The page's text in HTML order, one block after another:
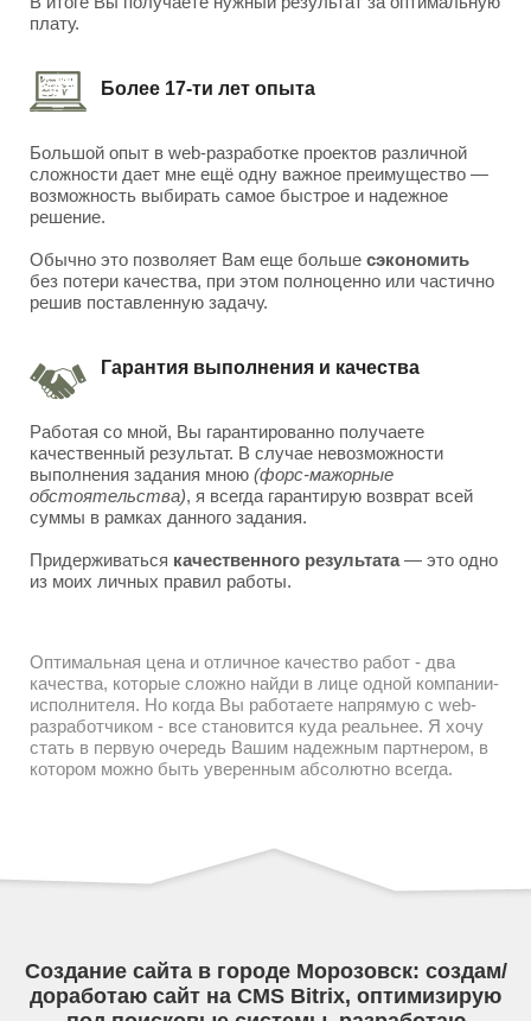
плату.
Более 17-ти лет опыта
Большой опыт в web-разработке проектов различной
сложности дает мне ещё одну важное преимущество —
возможность выбирать самое быстрое и надежное
решение.
Обычно это позволяет Вам еще больше сэкономить
без потери качества, при этом полноценно или частично
решив поставленную задачу.
Гарантия выполнения и качества
Работая со мной, Вы гарантированно получаете
качественный результат. В случае невозможности
выполнения задания мною (форс-мажорные
обстоятельства), я всегда гарантирую возврат всей
суммы в рамках данного задания.
Придерживаться качественного результата— это одно
из моих личных правил работы.
Оптимальная цена и отличное качество работ - два
качества, которые сложно найди в лице одной компании-
исполнителя. Но когда Вы работаете напрямую с web-
разработчиком - все становится куда реальнее. Я хочу
стать в первую очередь Вашим надежным партнером, в
котором можно быть уверенным абсолютно всегда.
Создание сайта в городе Морозовск: создам/
доработаю сайт на CMS Bitrix, оптимизирую